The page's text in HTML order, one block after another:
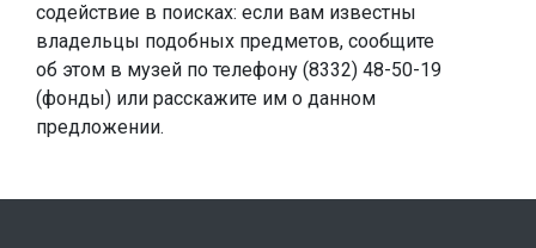
содействие в поисках: если вам известны
владельцы подобных предметов, сообщите
об этом в музей по телефону (8332) 48-50-19
(фонды) или расскажите им о данном
предложении.